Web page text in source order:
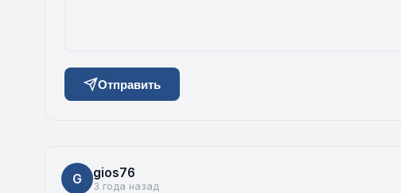
Отправить
G gios76
3 года назад